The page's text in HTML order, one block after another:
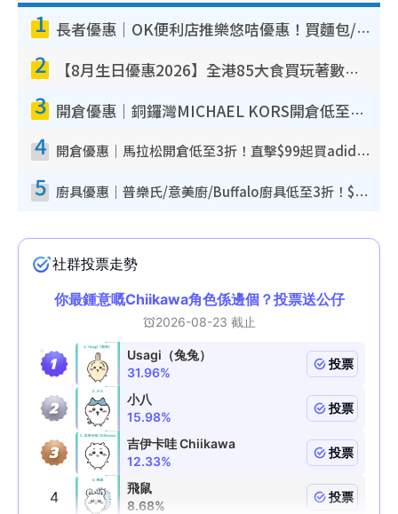
1 長者優惠｜OK便利店推樂悠咭優惠！買麵包/牛奶/保健品拍卡即減
2 【8月生日優惠2026】全港85大食買玩著數攻略 自助餐/火鍋放題同行免費＋誠品/DONKI送現金券
3 開倉優惠｜銅鑼灣MICHAEL KORS開倉低至17折！直擊$500起買手袋/銀包/鞋款 必買經典Jet Set系列
4 開倉優惠｜馬拉松開倉低至3折！直擊$99起買adidas／New Balance／Puma鞋款 STANLEY保溫杯劈價至$119起
5 廚具優惠｜普樂氏/意美廚/Buffalo廚具低至3折！$89起買煎鍋／炒鑊／個人鍋 同場小家電激減至$99起